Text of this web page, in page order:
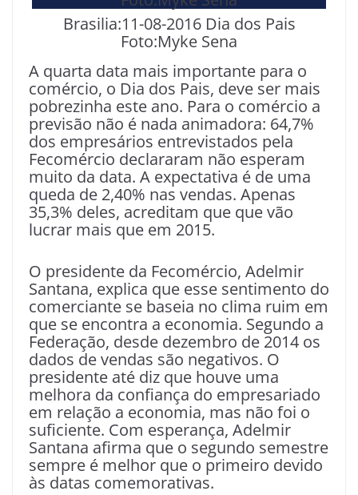
Brasilia:11-08-2016 Dia dos Pais
Foto:Myke Sena
A quarta data mais importante para o
comércio, o Dia dos Pais, deve ser mais
pobrezinha este ano. Para o comércio a
previsão não é nada animadora: 64,7%
dos empresários entrevistados pela
Fecomércio declararam não esperam
muito da data. A expectativa é de uma
queda de 2,40% nas vendas. Apenas
35,3% deles, acreditam que que vão
lucrar mais que em 2015.
O presidente da Fecomércio, Adelmir
Santana, explica que esse sentimento do
comerciante se baseia no clima ruim em
que se encontra a economia. Segundo a
Federação, desde dezembro de 2014 os
dados de vendas são negativos. O
presidente até diz que houve uma
melhora da confiança do empresariado
em relação a economia, mas não foi o
suficiente. Com esperança, Adelmir
Santana afirma que o segundo semestre
sempre é melhor que o primeiro devido
às datas comemorativas.